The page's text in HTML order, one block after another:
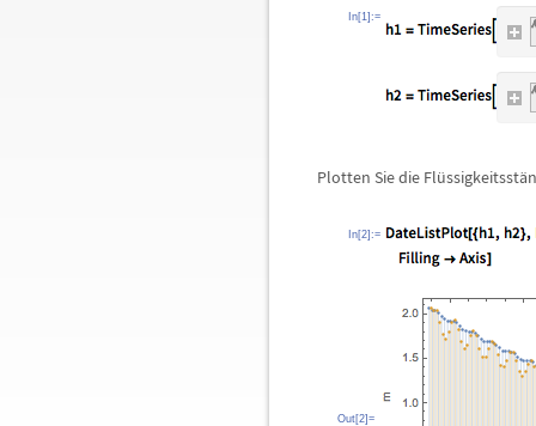
In[1]:=
Plotten Sie die Flüssigkeitsstä
In[2]:=
Out[2]=